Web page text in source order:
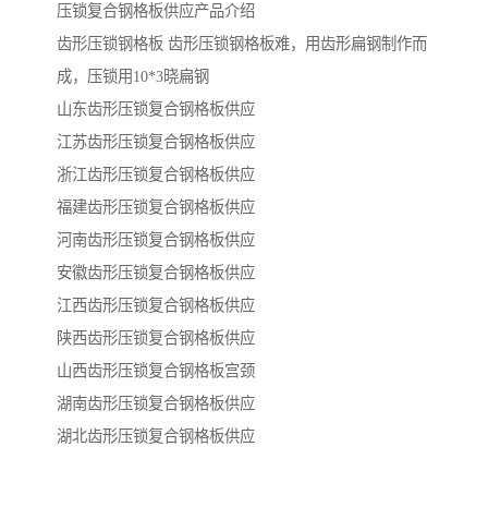
压锁复合钢格板供应产品介绍
齿形压锁钢格板 齿形压锁钢格板难，用齿形扁钢制作而
成，压锁用10*3晓扁钢
山东齿形压锁复合钢格板供应
江苏齿形压锁复合钢格板供应
浙江齿形压锁复合钢格板供应
福建齿形压锁复合钢格板供应
河南齿形压锁复合钢格板供应
安徽齿形压锁复合钢格板供应
江西齿形压锁复合钢格板供应
陕西齿形压锁复合钢格板供应
山西齿形压锁复合钢格板宫颈
湖南齿形压锁复合钢格板供应
湖北齿形压锁复合钢格板供应